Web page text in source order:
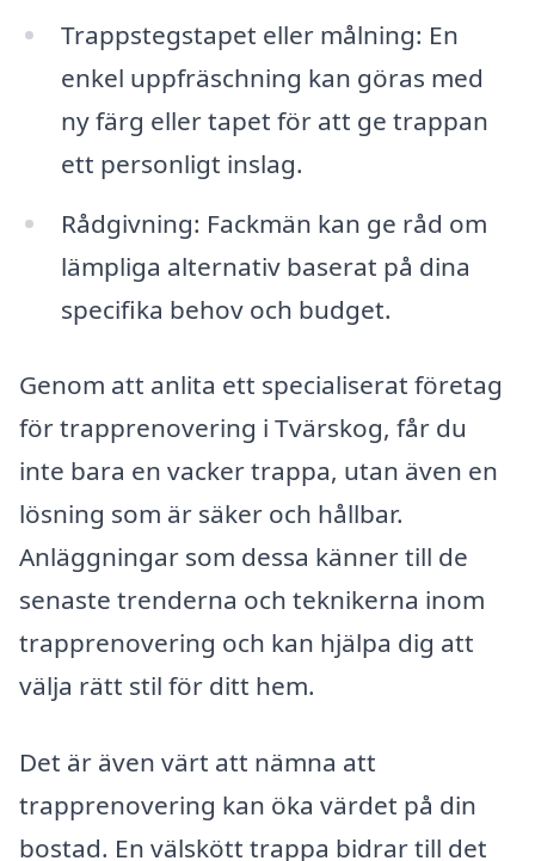
Trappstegstapet eller målning: En
enkel uppfräschning kan göras med
ny färg eller tapet för att ge trappan
ett personligt inslag.
Rådgivning: Fackmän kan ge råd om
lämpliga alternativ baserat på dina
specifika behov och budget.
Genom att anlita ett specialiserat företag
för trapprenovering i Tvärskog, får du
inte bara en vacker trappa, utan även en
lösning som är säker och hållbar.
Anläggningar som dessa känner till de
senaste trenderna och teknikerna inom
trapprenovering och kan hjälpa dig att
välja rätt stil för ditt hem.
Det är även värt att nämna att
trapprenovering kan öka värdet på din
bostad. En välskött trappa bidrar till det